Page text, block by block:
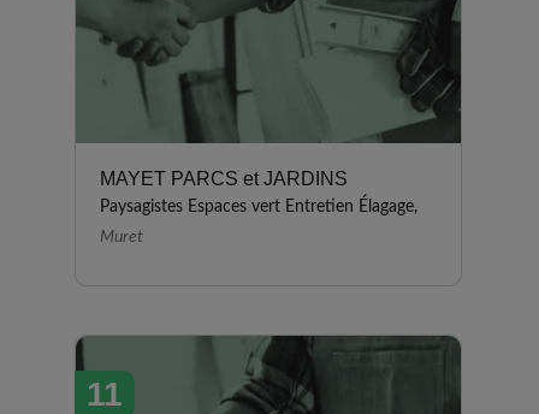
MAYET PARCS et JARDINS
Paysagistes Espaces vert Entretien Élagage,
Muret
11